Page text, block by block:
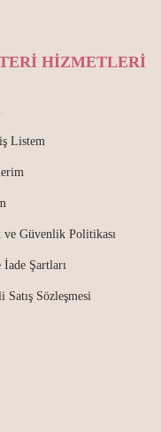
HİZMETLERİ
Listem
Güvenlik Politikası
Şartları
Satış Sözleşmesi